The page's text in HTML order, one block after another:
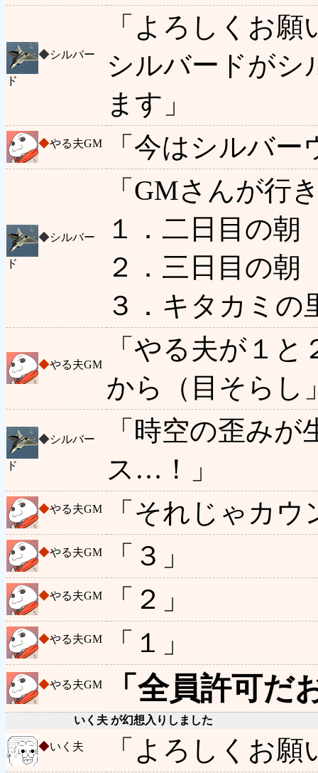
◆シルバー
ド
「よろしくお願
シルバードがシ
ます」
◆やる夫GM 「今はシルバ
◆シルバー
ド
「GMさんが行
１．二日目の朝
２．三日目の朝
３．キタカミの
◆やる夫GM
「やる夫が１
から（目そらし
◆シルバー
ド
「時空の歪み
ス…！」
◆やる夫GM 「それじゃカ
◆やる夫GM 「３」
◆やる夫GM 「２」
◆やる夫GM 「１」
◆やる夫GM 「全員許可だ
いく夫 が幻想入りしました
◆いく夫 「よろしくお